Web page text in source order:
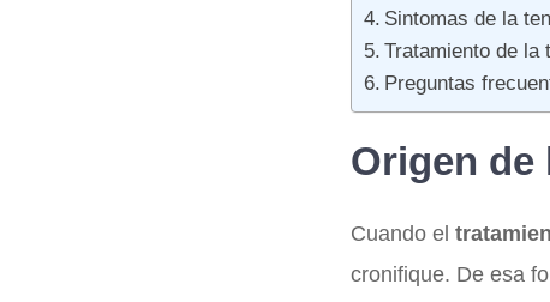
Sintomas de la
Tratamiento de la
Preguntas
Origen de
Cuando el
cronifique. De esa